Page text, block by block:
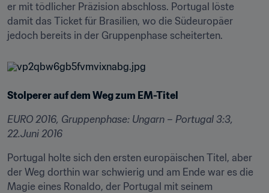
er mit tödlicher Präzision abschloss. Portugal löste
damit das Ticket für Brasilien, wo die Südeuropäer
jedoch bereits in der Gruppenphase scheiterten.
Stolperer auf dem Weg zum EM-Titel
EURO 2016, Gruppenphase: Ungarn – Portugal 3:3,
22.Juni 2016
Portugal holte sich den ersten europäischen Titel, aber
der Weg dorthin war schwierig und am Ende war es die
Magie eines Ronaldo, der Portugal mit seinem